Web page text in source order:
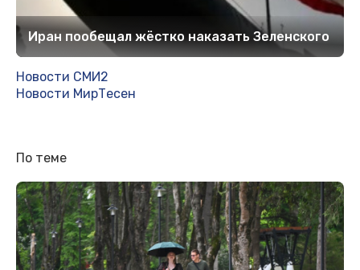
Иран пообещал жёстко наказать Зеленского
Новости СМИ2
Новости МирТесен
По теме